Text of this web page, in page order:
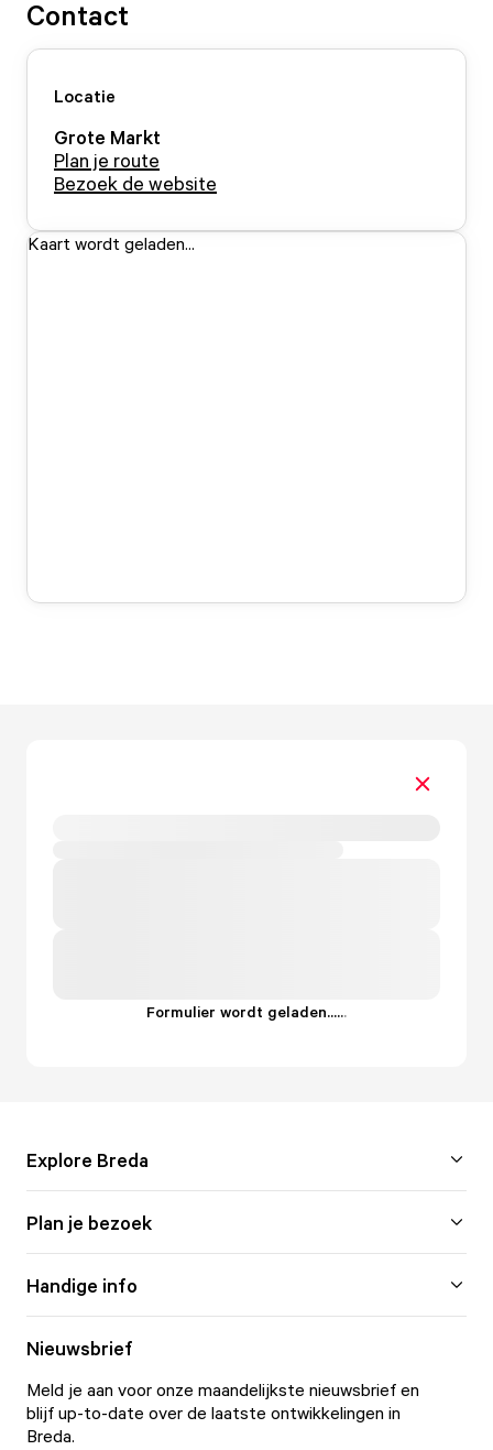
Contact
Locatie
Grote Markt
Plan je route
Bezoek de website
Kaart wordt geladen...
Formulier wordt geladen......
Explore Breda
Plan je bezoek
Handige info
Nieuwsbrief
Meld je aan voor onze maandelijkste nieuwsbrief en
blijf up-to-date over de laatste ontwikkelingen in
Breda.